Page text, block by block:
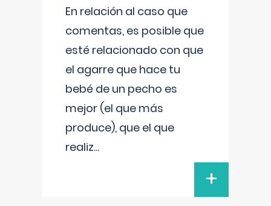
En relación al caso que
comentas, es posible que
esté relacionado con que
el agarre que hace tu
bebé de un pecho es
mejor (el que más
produce), que el que
realiz...
+